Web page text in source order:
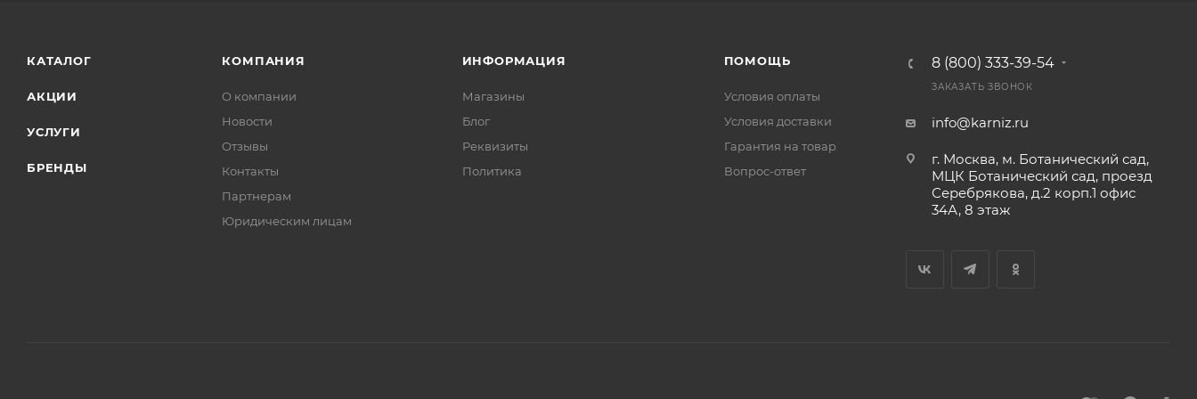
КАТАЛОГ
АКЦИИ
УСЛУГИ
БРЕНДЫ
КОМПАНИЯ
О компании
Новости
Отзывы
Контакты
Партнерам
Юридическим лицам
ИНФОРМАЦИЯ
Магазины
Блог
Реквизиты
Политика
ПОМОЩЬ
Условия оплаты
Условия доставки
Гарантия на товар
Вопрос-ответ
8 (800) 333-39-54
ЗАКАЗАТЬ ЗВОНОК
info@karniz.ru
г. Москва, м. Ботанический сад,
МЦК Ботанический сад, проезд
Серебрякова, д.2 корп.1 офис
34А, 8 этаж